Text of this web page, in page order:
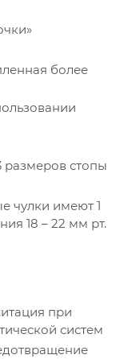
более
размеров стопы
чулки имеют 1
18 – 22 мм рт.
при
систем